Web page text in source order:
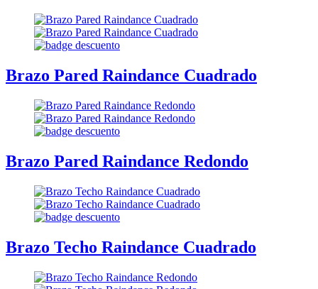
Brazo Pared Raindance Cuadrado
Brazo Pared Raindance Redondo
Brazo Techo Raindance Cuadrado